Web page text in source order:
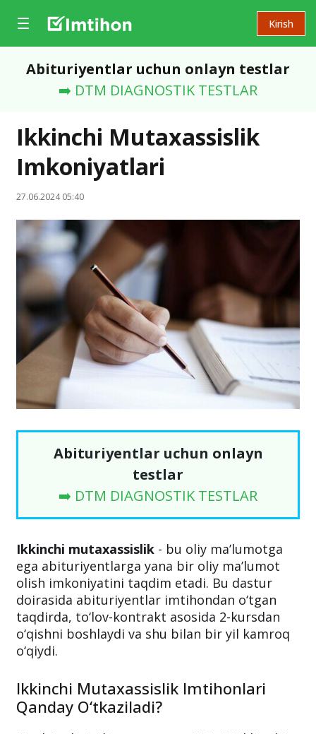
Kirish
Abituriyentlar uchun onlayn testlar
➡️ DTM DIAGNOSTIK TESTLAR
Ikkinchi Mutaxassislik
Imkoniyatlari
27.06.2024 05:40
Abituriyentlar uchun onlayn
testlar
➡️ DTM DIAGNOSTIK TESTLAR
Ikkinchi mutaxassislik - bu oliy ma’lumotga
ega abituriyentlarga yana bir oliy ma’lumot
olish imkoniyatini taqdim etadi. Bu dastur
doirasida abituriyentlar imtihondan o‘tgan
taqdirda, to‘lov-kontrakt asosida 2-kursdan
o‘qishni boshlaydi va shu bilan bir yil kamroq
o‘qiydi.
Ikkinchi Mutaxassislik Imtihonlari
Qanday O‘tkaziladi?